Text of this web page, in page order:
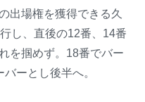
出場権を獲得できる久
し、直後の12番、14番
を掴めず。18番でバー
ーとし後半へ。